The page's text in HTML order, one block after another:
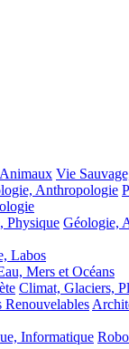
Vie
Anthropologie
Physique Géologie,
Labos
Mers et Océans
Climat, Glaciers,
Renouvelables
Informatique